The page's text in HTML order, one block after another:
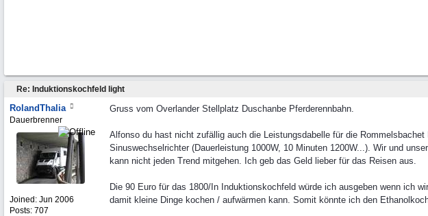
Re: Induktionskochfeld light
RolandThalia
Dauerbrenner
Joined: Jun 2006
Posts: 707
Gruss vom Overlander Stellplatz Duschanbe Pferderennbahn.
Alfonso du hast nicht zufällig auch die Leistungsdabelle für die
Sinuswechselrichter (Dauerleistung 1000W, 10 Minuten 1200W...). Wir und
kann nicht jeden Trend mitgehen. Ich geb das Geld lieber für das Reisen aus.
Die 90 Euro für das 1800/In Induktionskochfeld würde ich ausgeben wenn ich
damit kleine Dinge kochen / aufwärmen kann. Somit könnte ich den